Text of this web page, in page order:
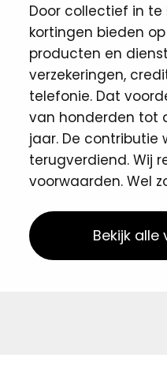
Door collectief in te
kortingen ​bieden
producten en
verzekeringen,
telefonie. Dat
van honderden tot
jaar. De contributie
terugverdiend. Wij
voorwaarden. Wel
Bekijk